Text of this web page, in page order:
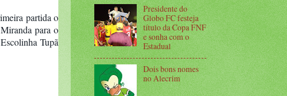
partida o
para o
Tupã
Presidente do
Globo FC festeja
título da Copa FNF
e sonha com o
Estadual
Dois bons nomes
no Alecrim